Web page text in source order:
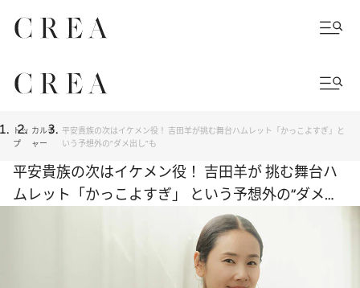
トッ
プ
カルチ
ャー
平安貴族の次はイケメン役！ 吉田羊が挑む舞台ハムレット「かっこよすぎ」と
いう予想外の“ダメ出し”も
平安貴族の次はイケメン役！ 吉田羊が 挑む舞台ハ
ムレット「かっこよすぎ」 という予想外の“ダメ出